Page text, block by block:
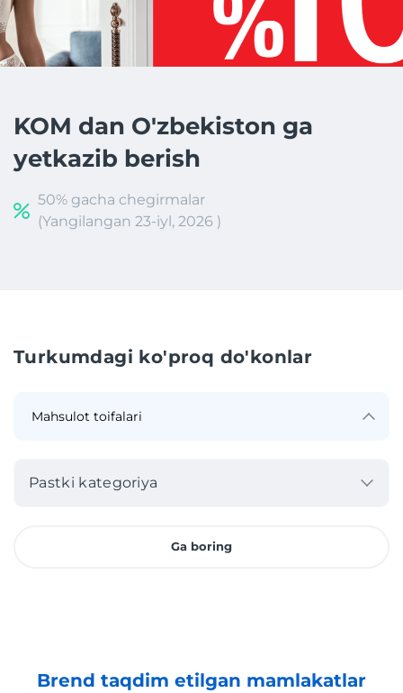
KOM dan O'zbekiston ga
yetkazib berish
50% gacha chegirmalar
(Yangilangan 23-iyl, 2026 )
Turkumdagi ko'proq do'konlar
Pastki kategoriya
Ga boring
Brend taqdim etilgan mamlakatlar